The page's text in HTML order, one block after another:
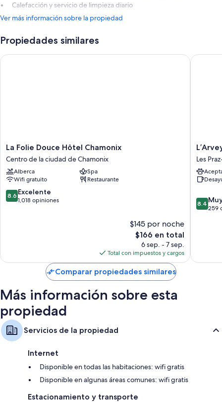
Calefacción y servicio de limpieza diario
Ver más información sobre la propiedad
Propiedades similares
La
Folie
Douce
Hôtel
Chamonix
Centro
de
La Folie Douce Hôtel Chamonix
Centro de la ciudad de Chamonix
Alberca
Spa
Wifi gratuito
Restaurante
8.6
de
8.6 Excelente
1,018 opiniones
$145 por noche
El
precio
actual
es
de
$166
$166 en total
6 sep. - 7 sep.
Total con impuestos y cargos
La Folie Douce Hôtel Chamonix
Open
House
Les
Praz-
Les
8.4
de
8.4
259
Comparar propiedades similares
Más información sobre esta
propiedad
Servicios de la propiedad
Internet
Disponible en todas las habitaciones: wifi gratis
Disponible en algunas áreas comunes: wifi gratis
Estacionamiento y transporte